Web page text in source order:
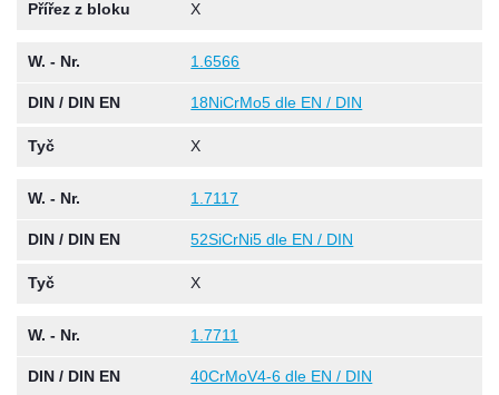
Přířez z bloku X
W. - Nr. 1.6566
DIN / DIN EN 18NiCrMo5 dle EN / DIN
Tyč X
W. - Nr. 1.7117
DIN / DIN EN 52SiCrNi5 dle EN / DIN
Tyč X
W. - Nr. 1.7711
DIN / DIN EN 40CrMoV4-6 dle EN / DIN